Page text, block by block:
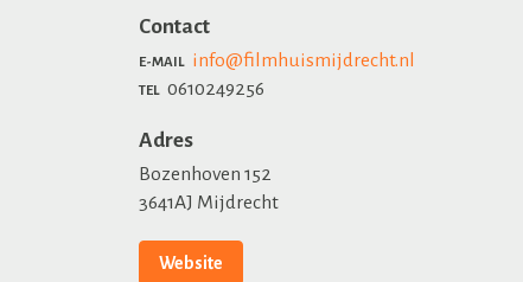
Contact
E-MAIL info@filmhuismijdrecht.nl
TEL 0610249256
Adres
Bozenhoven 152
3641AJ Mijdrecht
Website